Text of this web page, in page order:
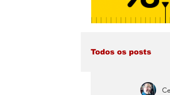
Todos os posts